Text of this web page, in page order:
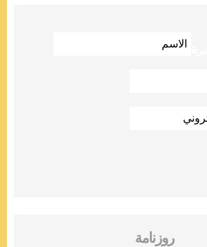
روزنامة